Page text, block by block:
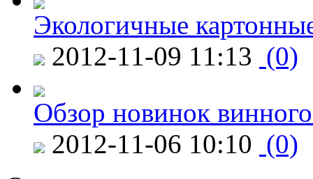
Экологичные
2012-11-09 11:13 (0)
Обзор новинок
2012-11-06 10:10 (0)